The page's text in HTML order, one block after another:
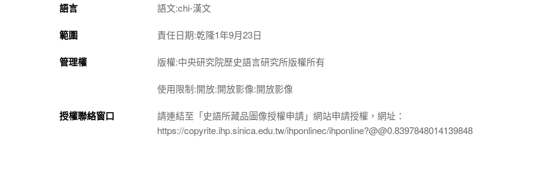
語言 語文:chi-漢文
範圍 責任日期:乾隆1年9月23日
管理權 版權:中央研究院歷史語言研究所版權所有
使用限制:開放:開放影像:開放影像
授權聯絡窗口
請連結至「史語所藏品圖像授權申請」網站申請授權，網址：
https://copyrite.ihp.sinica.edu.tw/ihponlinec/ihponline?@@0.8397848014139848